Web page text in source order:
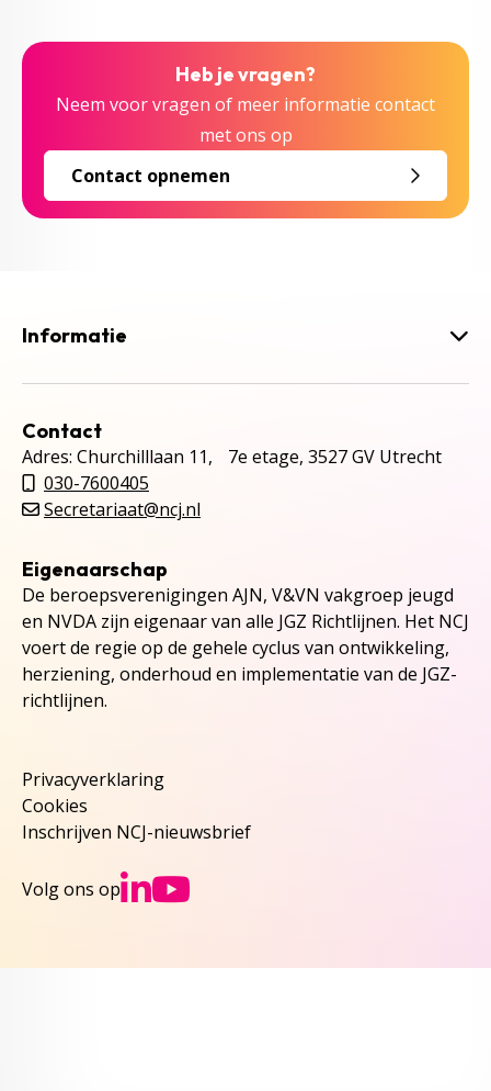
Heb je vragen?
Neem voor vragen of meer informatie contact
met ons op
Contact opnemen
Informatie
Contact
Adres: Churchilllaan 11, 7e etage, 3527 GV Utrecht
030-7600405
Secretariaat@ncj.nl
Eigenaarschap
De beroepsverenigingen AJN, V&VN vakgroep jeugd
en NVDA zijn eigenaar van alle JGZ Richtlijnen. Het NCJ
voert de regie op de gehele cyclus van ontwikkeling,
herziening, onderhoud en implementatie van de JGZ-
richtlijnen.
Privacyverklaring
Cookies
Inschrijven NCJ-nieuwsbrief
Volg ons op Ga naar NCJs